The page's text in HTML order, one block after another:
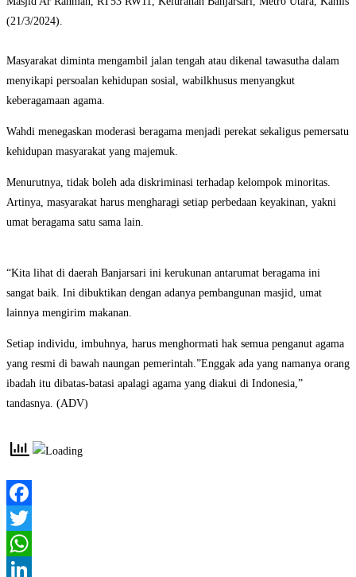
(21/3/2024).
Masyarakat diminta mengambil jalan tengah atau dikenal tawasutha dalam
menyikapi persoalan kehidupan sosial, wabilkhusus menyangkut
keberagamaan agama.
Wahdi menegaskan moderasi beragama menjadi perekat sekaligus pemersatu
kehidupan masyarakat yang majemuk.
Menurutnya, tidak boleh ada diskriminasi terhadap kelompok minoritas.
Artinya, masyarakat harus mengharagi setiap perbedaan keyakinan, yakni
umat beragama satu sama lain.
“Kita lihat di daerah Banjarsari ini kerukunan antarumat beragama ini
sangat baik. Ini dibuktikan dengan adanya pembangunan masjid, umat
lainnya mengirim makanan.
Setiap individu, imbuhnya, harus menghormati hak semua penganut agama
yang resmi di bawah naungan pemerintah.”Enggak ada yang namanya orang
ibadah itu dibatas-batasi apalagi agama yang diakui di Indonesia,”
tandasnya. (ADV)
Facebook
Twitter
WhatsApp